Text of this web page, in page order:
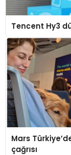
Tencent Hy3
Mars
çağrısı